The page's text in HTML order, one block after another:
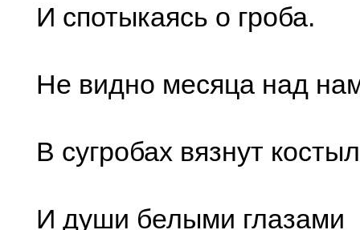
И спотыкаясь о гроба.
Не видно месяца над
В сугробах вязнут
И души белыми глазами